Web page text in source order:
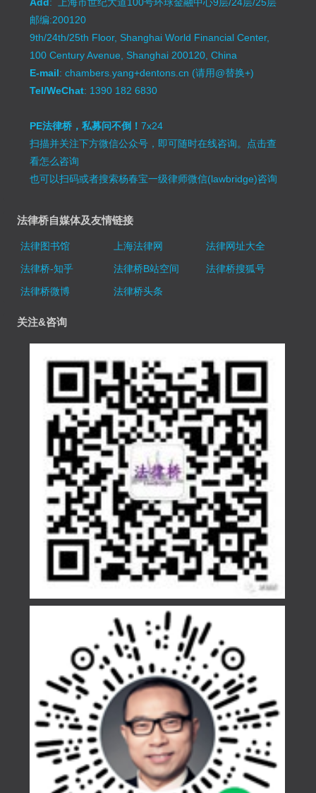
邮编:200120
9th/24th/25th Floor, Shanghai World Financial Center,
100 Century Avenue, Shanghai 200120, China
E-mail: chambers.yang+dentons.cn (请用@替换+)
Tel/WeChat: 1390 182 6830
PE法律桥，私募问不倒！7x24
扫描并关注下方微信公众号，即可随时在线咨询。 点击查
看怎么咨询
也可以扫码或者搜索杨春宝一级律师微信(lawbridge)咨询
法律桥自媒体及友情链接
法律图书馆 上海法律网
法律网址大全
法律桥-知乎
法律桥B站空间
法律桥搜狐号
法律桥微博
法律桥头条
关注&咨询